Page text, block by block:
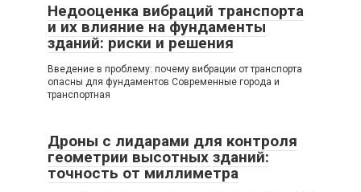
Недооценка вибраций транспорта
и их влияние на фундаменты
зданий: риски и решения
Введение в проблему: почему вибрации от транспорта
опасны для фундаментов Современные города и
транспортная
Дроны с лидарами для контроля
геометрии высотных зданий:
точность от миллиметра